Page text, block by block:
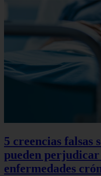
5 creencias falsas
pueden
enfermedades